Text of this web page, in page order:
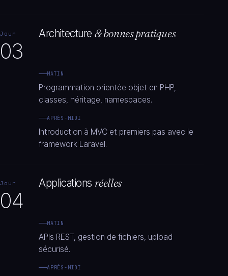
Jour
03
Architecture & bonnes pratiques
MATIN
Programmation orientée objet en PHP,
classes, héritage, namespaces.
APRÈS-MIDI
Introduction à MVC et premiers pas avec le
framework Laravel.
Jour
04
Applications réelles
MATIN
APIs REST, gestion de fichiers, upload
sécurisé.
APRÈS-MIDI